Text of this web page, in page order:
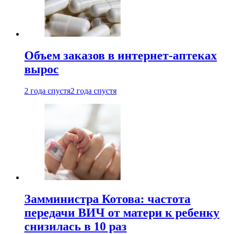
Объем заказов в интернет-аптеках
вырос
2 года спустя2 года спустя
Замминистра Котова: частота
передачи ВИЧ от матери к ребенку
снизилась в 10 раз